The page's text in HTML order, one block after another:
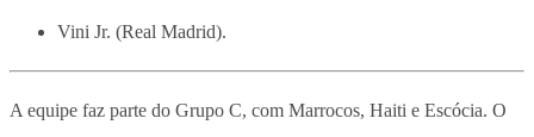
Vini Jr. (Real Madrid).
A equipe faz parte do Grupo C, com Marrocos, Haiti e Escócia. O